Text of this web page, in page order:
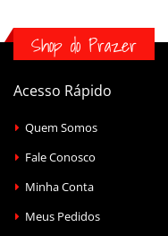
Shop do Prazer
Acesso Rápido
Quem Somos
Fale Conosco
Minha Conta
Meus Pedidos